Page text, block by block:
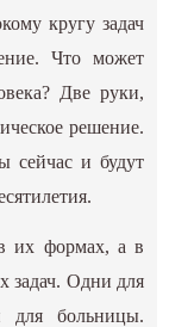
кругу задач
Что может
Две руки,
решение.
сейчас и будут
в их формах, а в
задач. Одни для
для больницы.